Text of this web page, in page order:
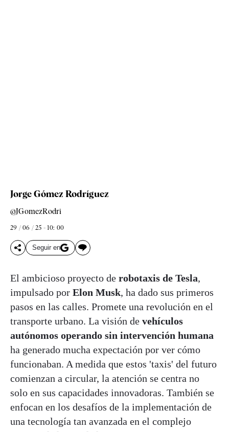
Jorge Gómez Rodríguez
@JGomezRodri
29 / 06 / 25 - 10: 00
Seguir en
El ambicioso proyecto de robotaxis de Tesla,
impulsado por Elon Musk, ha dado sus primeros
pasos en las calles. Promete una revolución en el
transporte urbano. La visión de vehículos
autónomos operando sin intervención humana
ha generado mucha expectación por ver cómo
funcionaban. A medida que estos 'taxis' del futuro
comienzan a circular, la atención se centra no
solo en sus capacidades innovadoras. También se
enfocan en los desafíos de la implementación de
una tecnología tan avanzada en el complejo